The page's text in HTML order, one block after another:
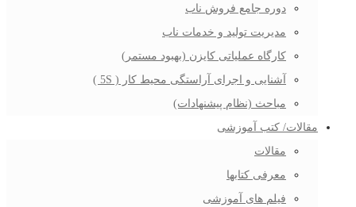
دوره جامع فروش ناب
مدیریت تولید و خدمات ناب
کارگاه عملیاتی کایزن (بهبود مستمر)
آشنایی و اجرای آراستگی محیط کار ( 5S )
مباحث (نظام پیشنهادات)
مقالات/ کتب آموزشی
مقالات
معرفی کتابها
فیلم های آموزشی